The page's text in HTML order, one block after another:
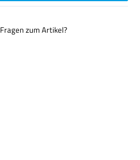
Fragen zum Artikel?